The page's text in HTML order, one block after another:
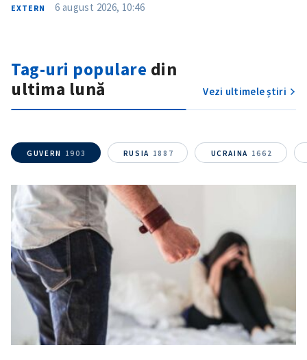
Trimite o informație
in English на русском
EXTERN 6 august 2026, 10:46
Tag-uri populare din
ultima lună
Vezi ultimele știri
GUVERN 1903 RUSIA 1887 UCRAINA 1662